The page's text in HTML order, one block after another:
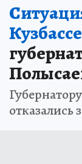
отказались